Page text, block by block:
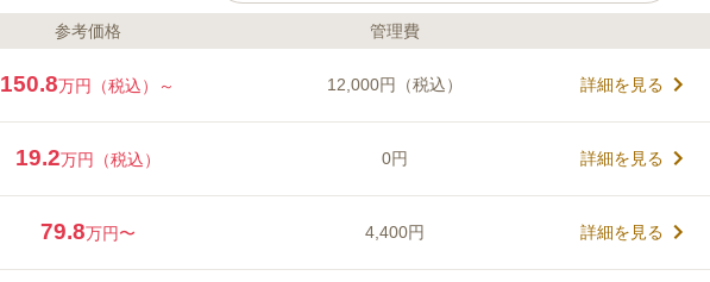
ライフドット編集部のコメント
ンしたばかりの新しい霊園。水の音と色とりどりの花や緑に囲
まれた暖かな雰囲気です。お墓参りをする場所を「癒しの空
間」と考え、四季に合わせてさまざまな植物が園内を彩りま
す。仏様も、お参りする人も、そして此処に訪れる誰もが癒さ
れる空間づくりに努めています。 すべての区画で永代供養が付
いているため、お墓の面倒に関して心配する必要はありませ
コメントの続きを読む
口コミ評価
この霊園はまだ誰からも評価されていません。
参考価格 管理費
150.8万円（税込）～ 12,000円（税込） 詳細を見る
19.2万円（税込） 0円 詳細を見る
79.8万円〜 4,400円 詳細を見る